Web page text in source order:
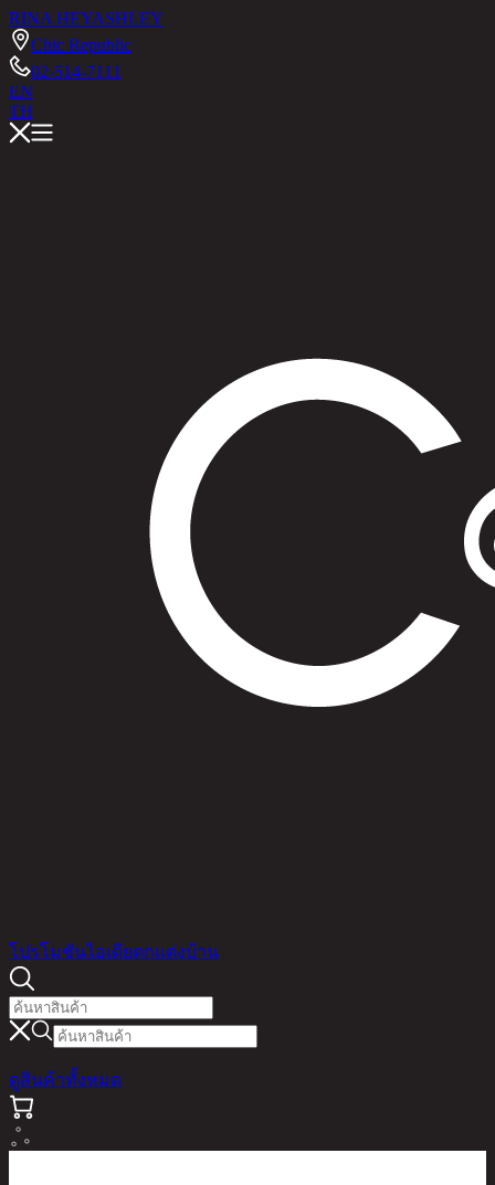
RINA HEYASHLEY
Chic Republic
02-514-7111
EN
TH
โปรโมชันไอเดียตกแต่งบ้าน
ดูสินค้าทั้งหมด